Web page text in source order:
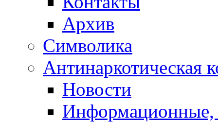
Архив
Символика
Антинаркотическая
Новости
Информационные,